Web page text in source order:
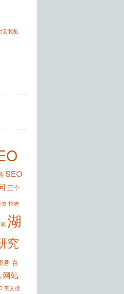
安装配
SEO
三个
资 招聘
湖
究
务 百
网站
英文搜